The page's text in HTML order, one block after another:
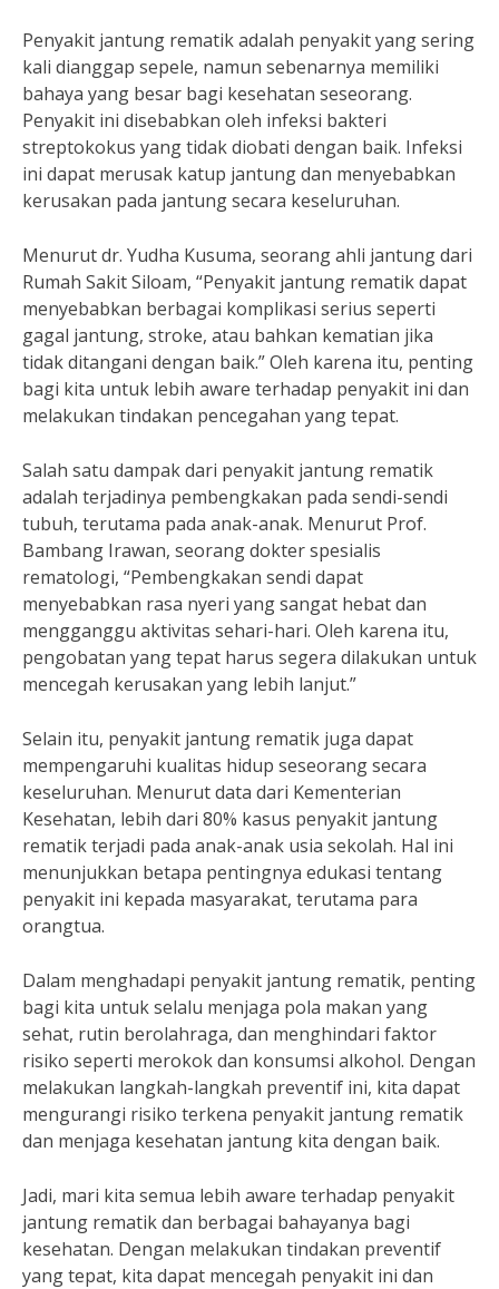
Penyakit jantung rematik adalah penyakit yang sering
kali dianggap sepele, namun sebenarnya memiliki
bahaya yang besar bagi kesehatan seseorang.
Penyakit ini disebabkan oleh infeksi bakteri
streptokokus yang tidak diobati dengan baik. Infeksi
ini dapat merusak katup jantung dan menyebabkan
kerusakan pada jantung secara keseluruhan.
Menurut dr. Yudha Kusuma, seorang ahli jantung dari
Rumah Sakit Siloam, “Penyakit jantung rematik dapat
menyebabkan berbagai komplikasi serius seperti
gagal jantung, stroke, atau bahkan kematian jika
tidak ditangani dengan baik.” Oleh karena itu, penting
bagi kita untuk lebih aware terhadap penyakit ini dan
melakukan tindakan pencegahan yang tepat.
Salah satu dampak dari penyakit jantung rematik
adalah terjadinya pembengkakan pada sendi-sendi
tubuh, terutama pada anak-anak. Menurut Prof.
Bambang Irawan, seorang dokter spesialis
rematologi, “Pembengkakan sendi dapat
menyebabkan rasa nyeri yang sangat hebat dan
mengganggu aktivitas sehari-hari. Oleh karena itu,
pengobatan yang tepat harus segera dilakukan untuk
mencegah kerusakan yang lebih lanjut.”
Selain itu, penyakit jantung rematik juga dapat
mempengaruhi kualitas hidup seseorang secara
keseluruhan. Menurut data dari Kementerian
Kesehatan, lebih dari 80% kasus penyakit jantung
rematik terjadi pada anak-anak usia sekolah. Hal ini
menunjukkan betapa pentingnya edukasi tentang
penyakit ini kepada masyarakat, terutama para
orangtua.
Dalam menghadapi penyakit jantung rematik, penting
bagi kita untuk selalu menjaga pola makan yang
sehat, rutin berolahraga, dan menghindari faktor
risiko seperti merokok dan konsumsi alkohol. Dengan
melakukan langkah-langkah preventif ini, kita dapat
mengurangi risiko terkena penyakit jantung rematik
dan menjaga kesehatan jantung kita dengan baik.
Jadi, mari kita semua lebih aware terhadap penyakit
jantung rematik dan berbagai bahayanya bagi
kesehatan. Dengan melakukan tindakan preventif
yang tepat, kita dapat mencegah penyakit ini dan